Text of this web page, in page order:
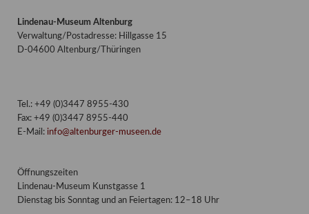
Lindenau-Museum Altenburg
Verwaltung/Postadresse: Hillgasse 15
D-04600 Altenburg/Thüringen
Tel.: +49 (0)3447 8955-430
Fax: +49 (0)3447 8955-440
E-Mail: info@altenburger-museen.de
Öffnungszeiten
Lindenau-Museum Kunstgasse 1
Dienstag bis Sonntag und an Feiertagen: 12–18 Uhr